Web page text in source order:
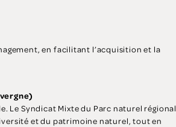
en facilitant l’acquisition et la
Le Syndicat Mixte du Parc naturel régional
et du patrimoine naturel, tout en